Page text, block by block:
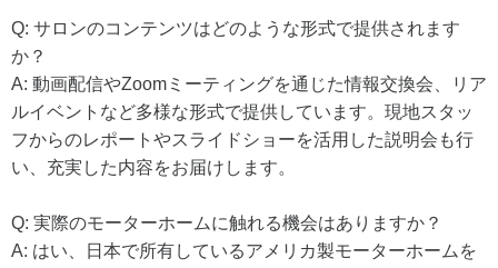
Q: サロンのコンテンツはどのような形式で提供されます
か？
A: 動画配信やZoomミーティングを通じた情報交換会、リア
ルイベントなど多様な形式で提供しています。現地スタッ
フからのレポートやスライドショーを活用した説明会も行
い、充実した内容をお届けします。
Q: 実際のモーターホームに触れる機会はありますか？
A: はい、日本で所有しているアメリカ製モーターホームを